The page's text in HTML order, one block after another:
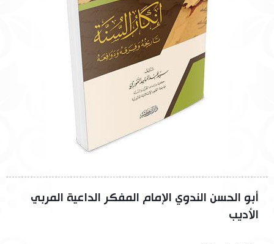
أبو الحسن الندوي الإمام المفكر الداعية المربي
الأديب